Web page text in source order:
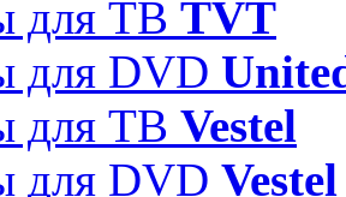
для ТВ TVT
для DVD
для ТВ Vestel
для DVD Vestel